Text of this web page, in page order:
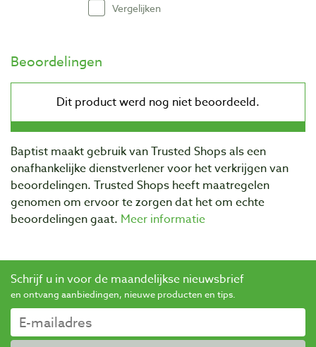
Vergelijken
Beoordelingen
Baptist maakt gebruik van Trusted Shops als een
onafhankelijke dienstverlener voor het verkrijgen van
beoordelingen. Trusted Shops heeft maatregelen
genomen om ervoor te zorgen dat het om echte
beoordelingen gaat. Meer informatie
Schrijf u in voor de maandelijkse nieuwsbrief
en ontvang aanbiedingen, nieuwe producten en tips.